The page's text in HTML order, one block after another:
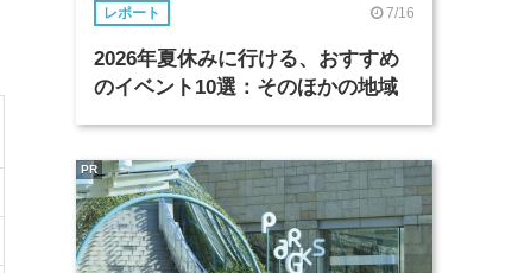
レポート 7/16
2026年夏休みに行ける、おすすめ
のイベント10選：そのほかの地域
PR